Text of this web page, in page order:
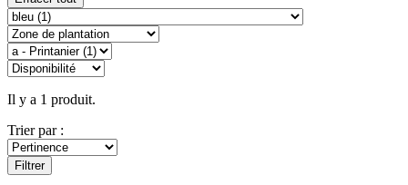
Il y a 1 produit.
Trier par :
Filtrer